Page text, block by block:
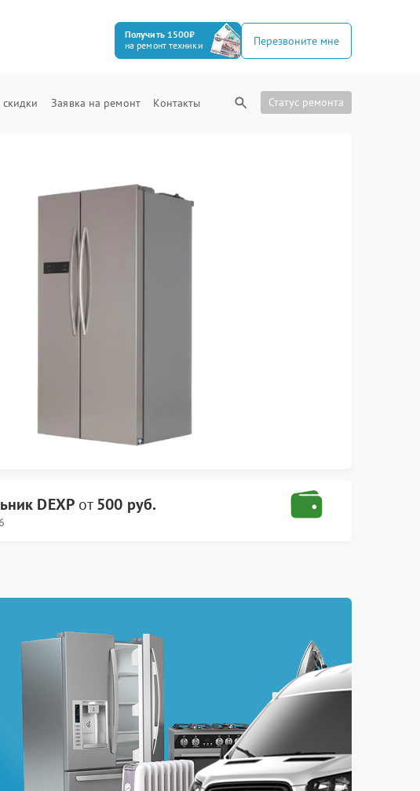
Получить 1500₽
на ремонт техники
Перезвоните мне
Заявка на ремонт Контакты Статус ремонта
DEXPот500 руб.